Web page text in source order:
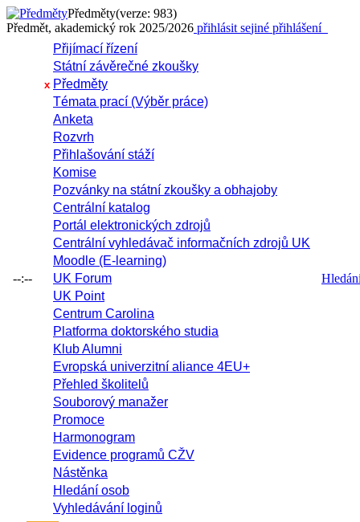
Předměty(verze: 983)
Předmět, akademický rok 2025/2026 přihlásit sejiné přihlášení
--:--
Přijímací řízení
Státní závěrečné zkoušky
x Předměty
Témata prací (Výběr práce)
Anketa
Rozvrh
Přihlašování stáží
Komise
Pozvánky na státní zkoušky a obhajoby
Centrální katalog
Portál elektronických zdrojů
Centrální vyhledávač informačních zdrojů UK
Moodle (E-learning)
UK Forum
UK Point
Centrum Carolina
Platforma doktorského studia
Klub Alumni
Evropská univerzitní aliance 4EU+
Přehled školitelů
Souborový manažer
Promoce
Harmonogram
Evidence programů CŽV
Nástěnka
Hledání osob
Vyhledávání loginů